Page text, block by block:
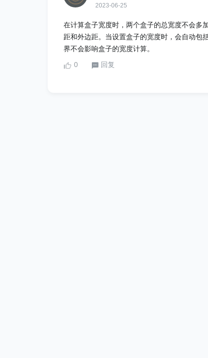
2023-06-25
在计算盒子宽度时，两个盒子的总宽度不会多
距和外边距。当设置盒子的宽度时，会自动包
界不会影响盒子的宽度计算。
0
回复